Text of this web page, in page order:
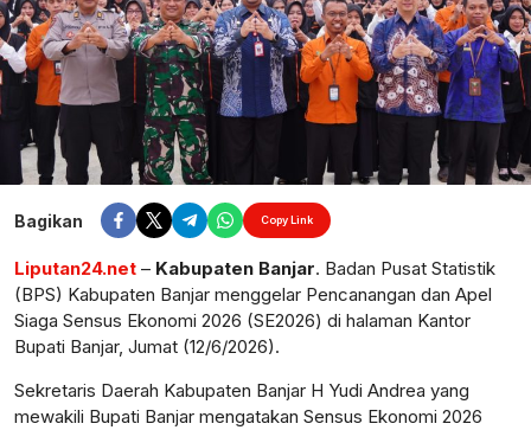
Bagikan Copy Link
Liputan24.net – Kabupaten Banjar. Badan Pusat Statistik
(BPS) Kabupaten Banjar menggelar Pencanangan dan Apel
Siaga Sensus Ekonomi 2026 (SE2026) di halaman Kantor
Bupati Banjar, Jumat (12/6/2026).
Sekretaris Daerah Kabupaten Banjar H Yudi Andrea yang
mewakili Bupati Banjar mengatakan Sensus Ekonomi 2026